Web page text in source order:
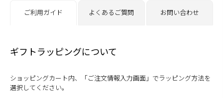
ご利用ガイド よくあるご質問 お問い合わせ
ギフトラッピングについて
ショッピングカート内、「ご注文情報入力画面」でラッピング方法を
選択してください。